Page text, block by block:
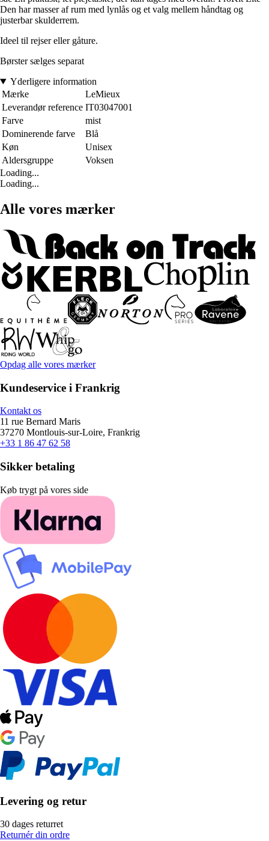
Den har masser af rum med lynlås og et valg mellem håndtag og
justerbar skulderrem.
Ideel til rejser eller gåture.
Børster sælges separat
Yderligere information
Mærke
LeMieux
Leverandør reference IT03047001
Farve
mist
Dominerende farve
Blå
Køn
Unisex
Aldersgruppe
Voksen
Loading...
Loading...
Alle vores mærker
Opdag alle vores mærker
Kundeservice i Frankrig
Kontakt os
11 rue Bernard Maris
37270 Montlouis-sur-Loire, Frankrig
+33 1 86 47 62 58
Sikker betaling
Køb trygt på vores side
Levering og retur
30 dages returret
Returnér din ordre